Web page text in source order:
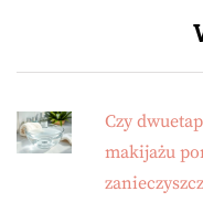
Czy
makijażu